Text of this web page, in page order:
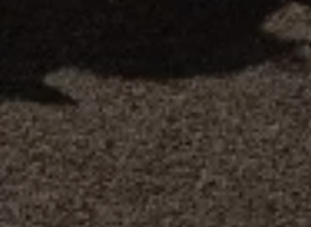
Familie
Elektromobilität
Volkswagen R
Pannen- und Unfallhilfe
Volkswagen Kundenbetreuung